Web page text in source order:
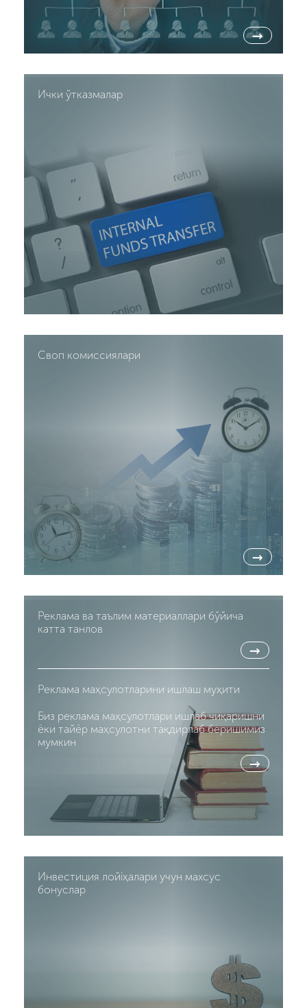
→
Ички ўтказмалар
Своп комиссиялари
→
Реклама ва таълим материаллари бўйича
катта танлов
→
Реклама маҳсулотларини ишлаш муҳити
Биз реклама маҳсулотлари ишлаб чиқаришни
ёки тайёр маҳсулотни тақдирлаб беришимиз
мумкин
→
Инвестиция лойiҳалари учун махсус
бонуслар